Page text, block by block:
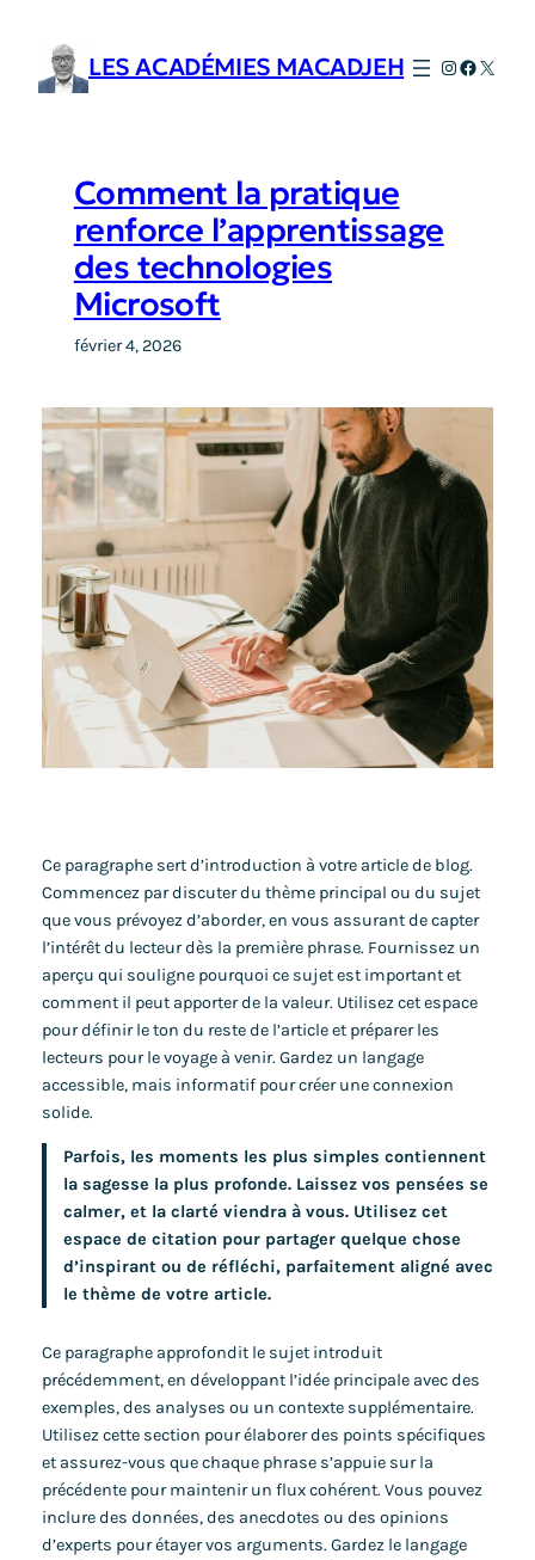
contenu
LES ACADÉMIES MACADJEH Instagram
X
Comment la pratique
renforce l’apprentissage
des technologies
Microsoft
février 4, 2026
Ce paragraphe sert d’introduction à votre article de blog.
Commencez par discuter du thème principal ou du sujet
que vous prévoyez d’aborder, en vous assurant de capter
l’intérêt du lecteur dès la première phrase. Fournissez un
aperçu qui souligne pourquoi ce sujet est important et
comment il peut apporter de la valeur. Utilisez cet espace
pour définir le ton du reste de l’article et préparer les
lecteurs pour le voyage à venir. Gardez un langage
accessible, mais informatif pour créer une connexion
solide.
Parfois, les moments les plus simples contiennent
la sagesse la plus profonde. Laissez vos pensées se
calmer, et la clarté viendra à vous. Utilisez cet
espace de citation pour partager quelque chose
d’inspirant ou de réfléchi, parfaitement aligné avec
le thème de votre article.
Ce paragraphe approfondit le sujet introduit
précédemment, en développant l’idée principale avec des
exemples, des analyses ou un contexte supplémentaire.
Utilisez cette section pour élaborer des points spécifiques
et assurez-vous que chaque phrase s’appuie sur la
précédente pour maintenir un flux cohérent. Vous pouvez
inclure des données, des anecdotes ou des opinions
d’experts pour étayer vos arguments. Gardez le langage